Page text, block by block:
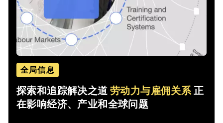
全局信息
探索和追踪解决之道劳动力与雇佣关系正
在影响经济、产业和全球问题